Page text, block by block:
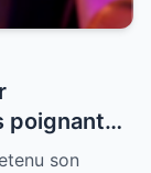
son